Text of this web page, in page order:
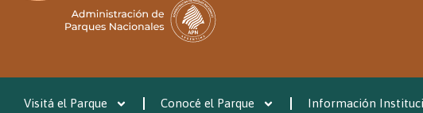
Visitá el Parque Conocé el Parque Información